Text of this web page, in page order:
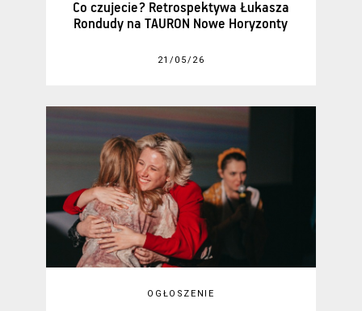
Co czujecie? Retrospektywa Łukasza
Rondudy na TAURON Nowe Horyzonty
21/05/26
OGŁOSZENIE